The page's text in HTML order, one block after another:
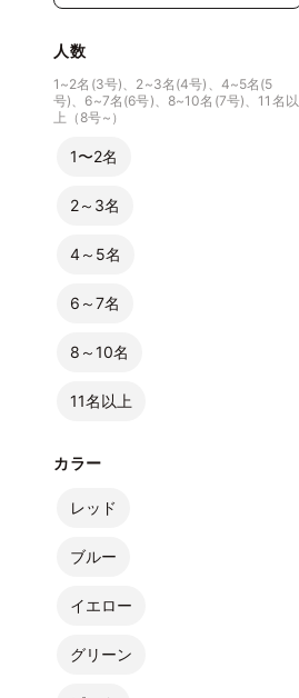
人数
1~2名(3号)、2~3名(4号)、4~5名(5
号)、6~7名(6号)、8~10名(7号)、11名以
上（8号~）
1〜2名
2～3名
4～5名
6～7名
8～10名
11名以上
カラー
レッド
ブルー
イエロー
グリーン